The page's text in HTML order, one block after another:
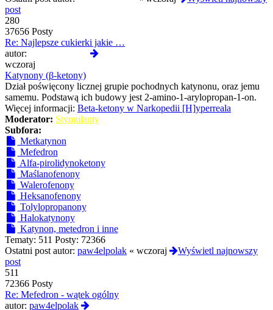
post
280
37656 Posty
Re: Najlepsze cukierki jakie …
autor:
wczoraj
Katynony (β-ketony)
Dział poświęcony licznej grupie pochodnych katynonu, oraz jemu
samemu. Podstawą ich budowy jest 2-amino-1-arylopropan-1-on.
Więcej informacji: Beta-ketony w Narkopedii [H]yperreala
Moderator: Stymulanty
Subfora:
Metkatynon
Mefedron
Alfa-pirolidynoketony
Maślanofenony
Walerofenony
Heksanofenony
Tolylopropanony
Halokatynony
Katynon, metedron i inne
Tematy: 511 Posty: 72366
Ostatni post autor: paw4elpolak « wczoraj
Wyświetl najnowszy
post
511
72366 Posty
Re: Mefedron - wątek ogólny
autor: paw4elpolak